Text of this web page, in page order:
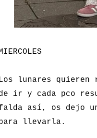
lunares quieren
ir y cada pco
así, os dejo
llevarla.